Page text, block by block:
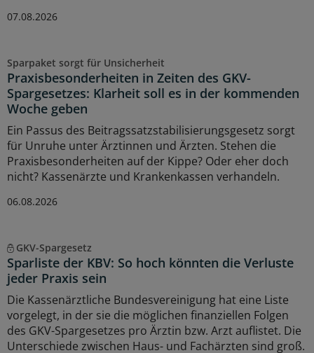
07.08.2026
Sparpaket sorgt für Unsicherheit
Praxisbesonderheiten in Zeiten des GKV-
Spargesetzes: Klarheit soll es in der kommenden
Woche geben
Ein Passus des Beitragssatzstabilisierungsgesetz sorgt
für Unruhe unter Ärztinnen und Ärzten. Stehen die
Praxisbesonderheiten auf der Kippe? Oder eher doch
nicht? Kassenärzte und Krankenkassen verhandeln.
06.08.2026
GKV-Spargesetz
Sparliste der KBV: So hoch könnten die Verluste
jeder Praxis sein
Die Kassenärztliche Bundesvereinigung hat eine Liste
vorgelegt, in der sie die möglichen finanziellen Folgen
des GKV-Spargesetzes pro Ärztin bzw. Arzt auflistet. Die
Unterschiede zwischen Haus- und Fachärzten sind groß.